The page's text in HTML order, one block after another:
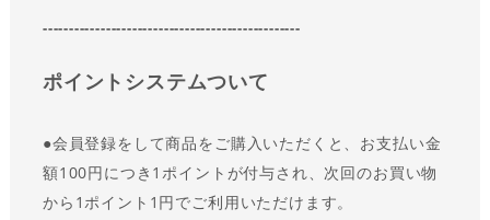
-------------------------------------------------
ポイントシステムついて
●会員登録をして商品をご購入いただくと、お支払い金
額100円につき1ポイントが付与され、次回のお買い物
から1ポイント1円でご利用いただけます。